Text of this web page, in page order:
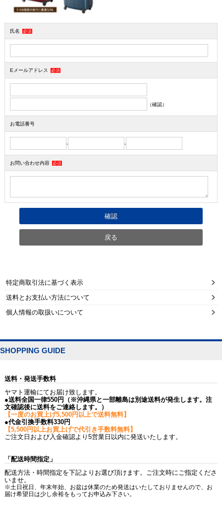
氏名 必須
Eメールアドレス 必須
（確認）
お電話番号
- -
お問い合わせ内容 必須
特定商取引法に基づく表示
送料とお支払い方法について
個人情報の取扱いについて
SHOPPING GUIDE
送料・発送手数料
ヤマト運輸にてお届け致します。
●送料全国一律550円（※沖縄県と一部離島は別途送料が発生します。注
文確認後に送料をご連絡します。）
【一度のお買上げ5,500円以上で送料無料】
●代金引換手数料330円
【5,500円以上お買上げで代引き手数料無料】
ご注文日および入金確認より5営業日以内に発送いたします。
「配送時間指定」
配送方法・時間指定を下記よりお選び頂けます。ご注文時にご指定くださ
いませ。
※土日祝日、年末年始、お盆は休業のため発送はいたしておりませんので、お
届け希望日は少し余裕をもってお申込み下さい。